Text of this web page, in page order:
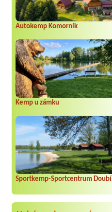
Autokemp Komorník
Kemp u zámku
Sportkemp-Sportcentrum Doubí